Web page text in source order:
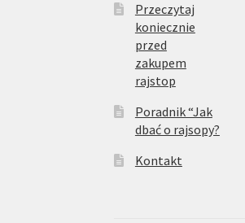
Przeczytaj
koniecznie
przed
zakupem
rajstop
Poradnik “Jak
dbać o rajsopy?
Kontakt